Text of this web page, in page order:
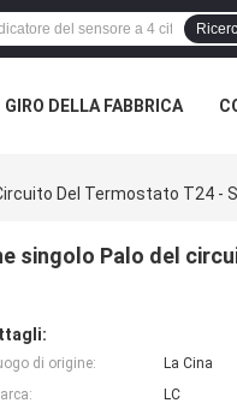
GIRO DELLA FABBRICA
Del Termostato T24 -
singolo Palo del
di origine:
La Cina
LC